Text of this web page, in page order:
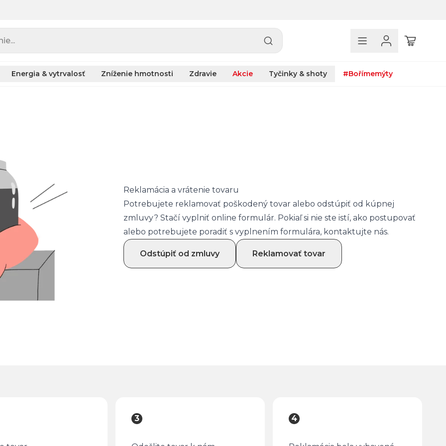
Energia & vytrvalosť Zníženie hmotnosti Zdravie Akcie Tyčinky & shoty #Bořímemýty
Reklamácia a vrátenie tovaru
Potrebujete reklamovať poškodený tovar alebo odstúpiť od kúpnej
zmluvy? Stačí vyplniť online formulár. Pokiaľ si nie ste istí, ako postupovať
alebo potrebujete poradiť s vyplnením formulára, kontaktujte nás.
Odstúpiť od zmluvy Reklamovať tovar
3 4